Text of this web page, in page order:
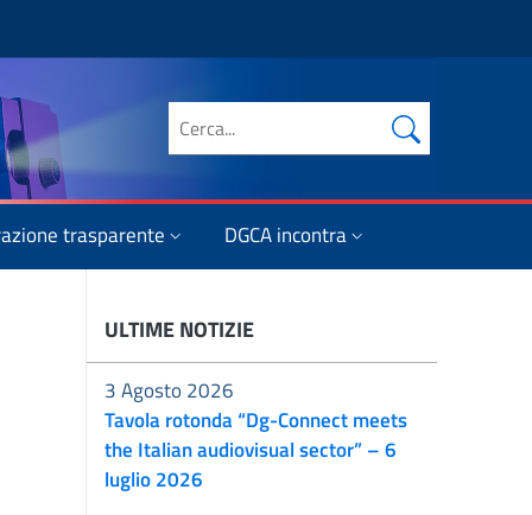
Cerca nel sito
trasparente DGCA incontra
ULTIME NOTIZIE
Tavola rotonda “Dg-Connect meets
the Italian audiovisual sector” – 6
luglio 2026
3 Agosto 2026